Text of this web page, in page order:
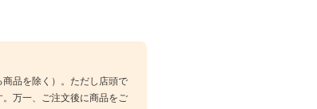
品を除く）。ただし店頭で
万一、ご注文後に商品をご